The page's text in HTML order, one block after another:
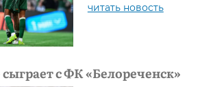
читать новость
с ФК «Белореченск»